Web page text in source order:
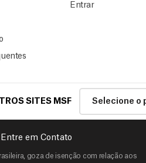
Entrar
SITES MSF Selecione o
Entre em Contato
goza de isenção com relação aos